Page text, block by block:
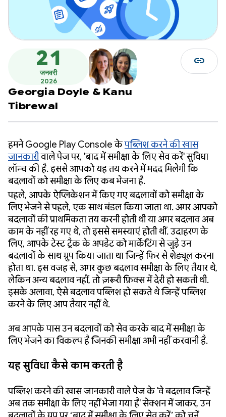
21
जनवरी
2026
Georgia Doyle & Kanu
Tibrewal
link
हमने Google Play Console केपब्लिश करने की खास
जानकारीवाले पेज पर, 'बाद में समीक्षा के लिए सेव करें' सुविधा
लॉन्च की है. इससे आपको यह तय करने में मदद मिलेगी कि
बदलावों को समीक्षा के लिए कब भेजना है.
पहले, आपके ऐप्लिकेशन में किए गए बदलावों को समीक्षा के
लिए भेजने से पहले, एक साथ बंडल किया जाता था. अगर आपको
बदलावों की प्राथमिकता तय करनी होती थी या अगर बदलाव अब
काम के नहीं रह गए थे, तो इससे समस्याएं होती थीं. उदाहरण के
लिए, आपके टेस्ट ट्रैक के अपडेट को मार्केटिंग से जुड़े उन
बदलावों के साथ ग्रुप किया जाता था जिन्हें फिर से शेड्यूल करना
होता था. इस वजह से, अगर कुछ बदलाव समीक्षा के लिए तैयार थे,
लेकिन अन्य बदलाव नहीं, तो ज़रूरी फ़िक्स में देरी हो सकती थी.
इसके अलावा, ऐसे बदलाव पब्लिश हो सकते थे जिन्हें पब्लिश
करने के लिए आप तैयार नहीं थे.
अब आपके पास उन बदलावों को सेव करके बाद में समीक्षा के
लिए भेजने का विकल्प है जिनकी समीक्षा अभी नहीं करवानी है.
यह सुविधा कैसे काम करती है
पब्लिश करने की खास जानकारी वाले पेज के 'वे बदलाव जिन्हें
अब तक समीक्षा के लिए नहीं भेजा गया है' सेक्शन में जाकर, उन